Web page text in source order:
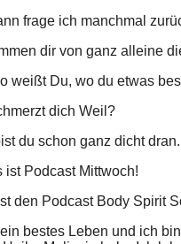
frage ich manchmal
dir von ganz alleine
weißt Du, wo du etwas
dich Weil?
du schon ganz dicht dran.
ist Podcast Mittwoch!
den Podcast Body Spirit
bestes Leben und ich